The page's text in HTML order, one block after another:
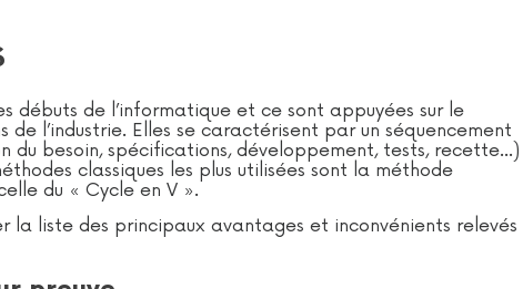
débuts de l’informatique et ce sont appuyées sur le
l’industrie. Elles se caractérisent par un séquencement
du besoin, spécifications, développement, tests, recette…)
classiques les plus utilisées sont la méthode
du « Cycle en V ».
la liste des principaux avantages et inconvénients relevés